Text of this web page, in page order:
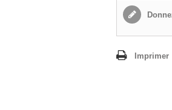
Imprimer